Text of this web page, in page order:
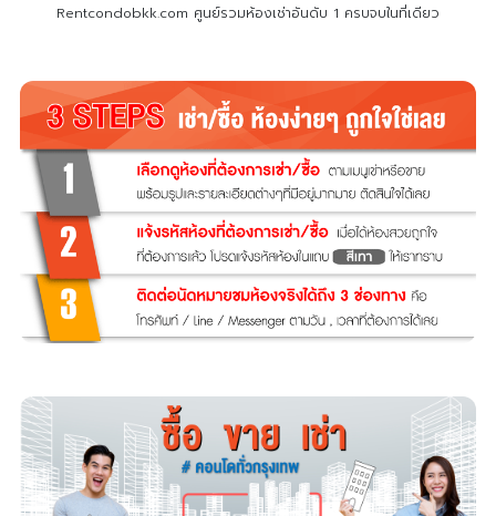
Rentcondobkk.com ศูนย์รวมห้องเช่าอันดับ 1 ครบจบในที่เดียว